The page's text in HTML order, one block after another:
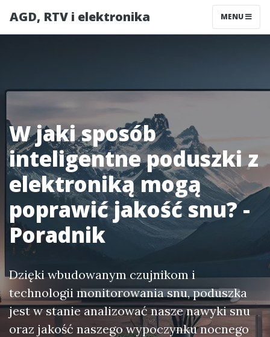
AGD, RTV i elektronika MENU
W jaki sposób
inteligentne poduszki z
elektroniką mogą
poprawić jakość snu? -
Poradnik
Dzięki wbudowanym czujnikom i
technologii monitorowania snu, poduszka
jest w stanie analizować nasze nawyki snu
oraz jakość naszego wypoczynku nocnego